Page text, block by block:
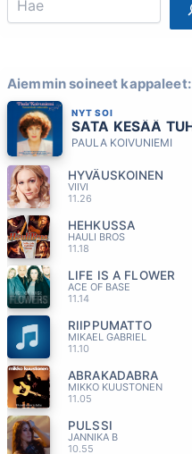
Aiemmin soineet kappaleet:
NYT SOI
PAULA KOIVUNIEMI
HYVÄUSKOINEN
VIIVI
11.26
HEHKUSSA
HAULI BROS
11.18
LIFE IS A FLOWER
ACE OF BASE
11.14
RIIPPUMATTO
MIKAEL GABRIEL
11.10
ABRAKADABRA
MIKKO KUUSTONEN
11.05
PULSSI
JANNIKA B
10.55